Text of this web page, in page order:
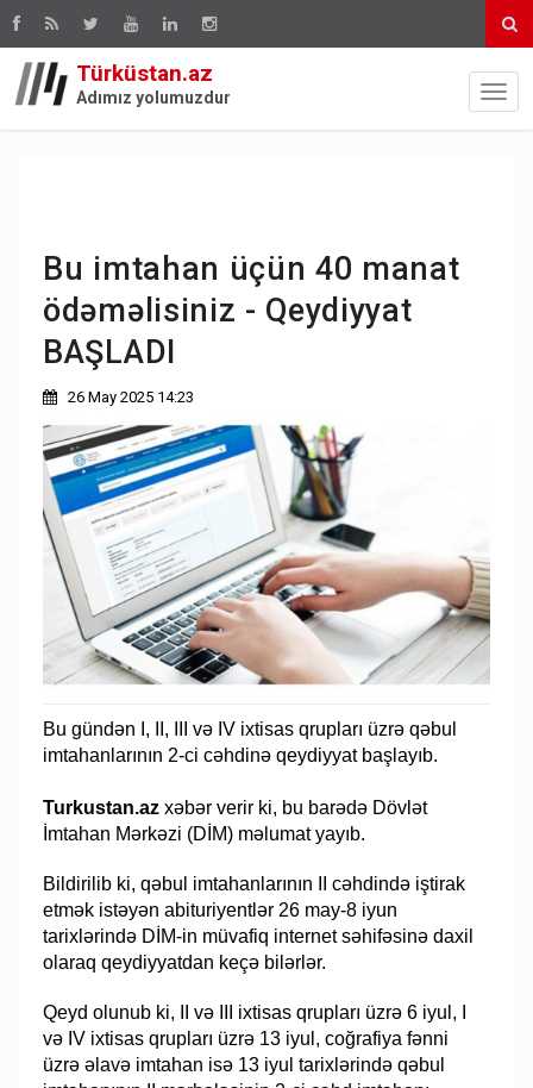
Türküstan.az
Adımız yolumuzdur
Bu imtahan üçün 40 manat
ödəməlisiniz - Qeydiyyat
BAŞLADI
26 May 2025 14:23
Bu gündən I, II, III və IV ixtisas qrupları üzrə qəbul
imtahanlarının 2-ci cəhdinə qeydiyyat başlayıb.
Turkustan.azxəbər verir ki, bu barədə Dövlət
İmtahan Mərkəzi (DİM) məlumat yayıb.
Bildirilib ki, qəbul imtahanlarının II cəhdində iştirak
etmək istəyən abituriyentlər 26 may-8 iyun
tarixlərində DİM-in müvafiq internet səhifəsinə daxil
olaraq qeydiyyatdan keçə bilərlər.
Qeyd olunub ki, II və III ixtisas qrupları üzrə 6 iyul, I
və IV ixtisas qrupları üzrə 13 iyul, coğrafiya fənni
üzrə əlavə imtahan isə 13 iyul tarixlərində qəbul